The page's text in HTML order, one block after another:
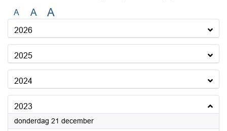
A A A
2026
2025
2024
2023
donderdag 21 december2023